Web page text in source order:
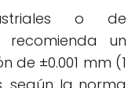
o de
recomienda un
de ±0.001 mm (1